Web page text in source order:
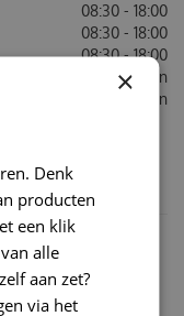
08:30 - 18:00
08:30 - 18:00
08:30 - 18:00
Gesloten
Gesloten
en ontvang acties,
×
Denk
producten
een klik
alle
aan zet?
via het